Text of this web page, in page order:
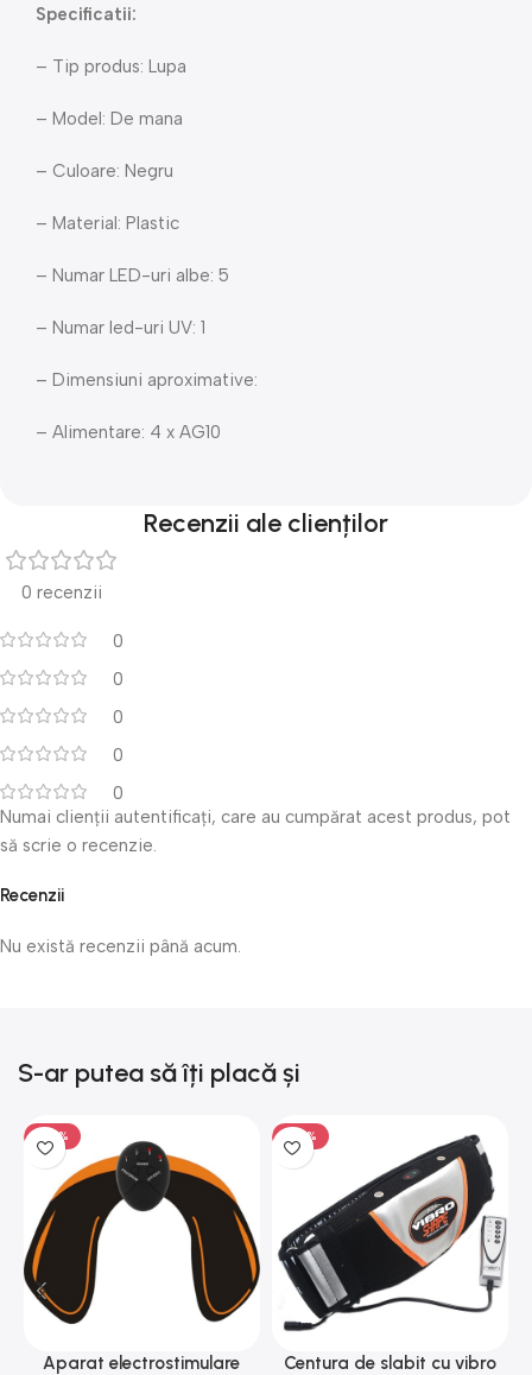
Specificatii:
– Tip produs: Lupa
– Model: De mana
– Culoare: Negru
– Material: Plastic
– Numar LED-uri albe: 5
– Numar led-uri UV: 1
– Dimensiuni aproximative:
– Alimentare: 4 x AG10
Recenzii ale clienților
0 recenzii
0
0
0
0
0
Recenzii
Nu există recenzii până acum.
Numai clienții autentificați, care au cumpărat acest produs, pot
să scrie o recenzie.
S-ar putea să îți placă și
-50%
Aparat electrostimulare
-50%
Centura de slabit cu vibro